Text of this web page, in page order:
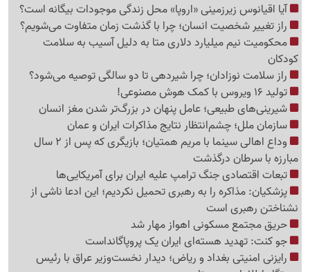
آیا اقیانوس زیرزمینی «اروپا» محل زندگی موجودات بیگانه است؟
راز تغییر شخصیت انسان؛ چرا با گذشت زمان متفاوت می‌شویم؟
محکومیت نیم میلیارد دلاری متا به دلیل آسیب به سلامت
کودکان
راز سلامت نوزادان؛ چرا شیردهی تا دو سالگی توصیه می‌شود؟
تولید 16 ویروس با کمک هوش مصنوعی!
شیرینی‌های طبیعی؛ عامل پنهان در بزرگ‌تر شدن مغز انسان
سازمان ملل؛ چشم‌انتظار نتایج مذاکرات ایران و عمان
وداع اهالی سینما با مریم همتیان؛ بازیگری که پس از 2 سال
مبارزه با سرطان درگذشت
تبعات اقتصادی جنگ ترامپ علیه ایران برای آمریکایی‌ها
پزشکیان: مذاکره را به رهبری تحمیل نکردیم؛ این ادعا ناشی از
نشناختن رهبری است
حریق مجتمع مسکونی اهواز مهار شد
جو کنت: تهدید هسته‌ای ایران یک پروپاگانداست
رایزنی امنیتی بغداد و ریاض؛ دیدار نخست‌وزیر عراق با رئیس